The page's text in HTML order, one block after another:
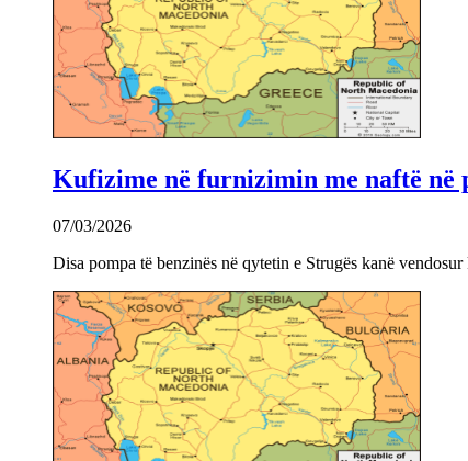
Kufizime në furnizimin me naftë në
07/03/2026
Disa pompa të benzinës në qytetin e Strugës kanë